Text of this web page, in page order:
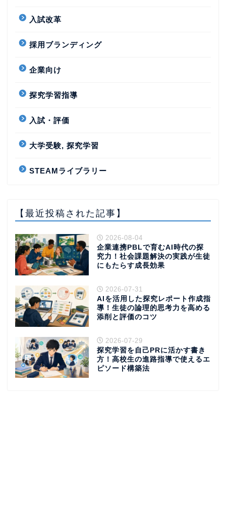
入試改革
採用ブランディング
企業向け
探究学習指導
入試・評価
大学受験, 探究学習
STEAMライブラリー
【最近投稿された記事】
2026-08-04
企業連携PBLで育むAI時代の探
究力！社会課題解決の実践が生徒
にもたらす成長効果
2026-07-31
AIを活用した探究レポート作成指
導！生徒の論理的思考力を高める
添削と評価のコツ
2026-07-29
探究学習を自己PRに活かす書き
方！高校生の進路指導で使えるエ
ピソード構築法